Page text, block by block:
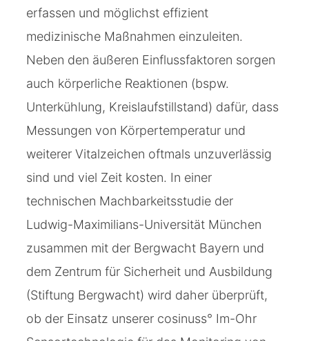
erfassen und möglichst effizient
medizinische Maßnahmen einzuleiten.
Neben den äußeren Einflussfaktoren sorgen
auch körperliche Reaktionen (bspw.
Unterkühlung, Kreislaufstillstand) dafür, dass
Messungen von Körpertemperatur und
weiterer Vitalzeichen oftmals unzuverlässig
sind und viel Zeit kosten. In einer
technischen Machbarkeitsstudie der
Ludwig-Maximilians-Universität München
zusammen mit der Bergwacht Bayern und
dem Zentrum für Sicherheit und Ausbildung
(Stiftung Bergwacht) wird daher überprüft,
ob der Einsatz unserer cosinuss° Im-Ohr